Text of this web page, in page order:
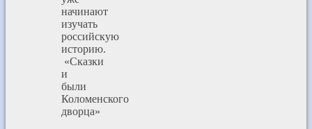
начинают
изучать
российскую
историю.
«Сказки
и
были
Коломенского
дворца»